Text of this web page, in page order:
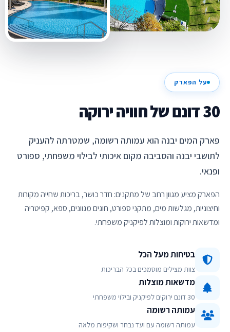
על הפארק
30 דונם של חוויה ירוקה
פארק המים יבנה הוא עמותה רשומה, שמטרתה להעניק
לתושבי יבנה והסביבה מקום איכותי לבילוי משפחתי, ספורט
ופנאי.
הפארק מציע מגוון רחב של מתקנים: חדר כושר, בריכות שחייה מקורות
וחיצוניות, מגלשות מים, מתקני ספורט, חוגים מגוונים, ספא, קפיטריה
ומדשאות ירוקות ומוצלות לפיקניק משפחתי.
בטיחות מעל הכל
צוות מצילים מוסמכים בכל הבריכות
מדשאות מוצלות
30 דונם ירוקים לפיקניק ובילוי משפחתי
עמותה רשומה
עמותה רשומה עם ועד נבחר ושקיפות מלאה